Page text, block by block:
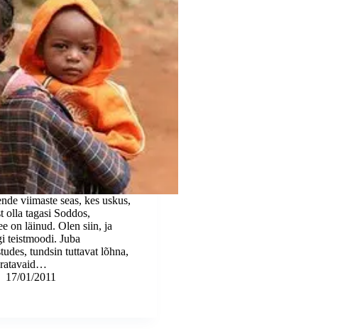
viimaste seas, kes uskus,
olla tagasi Soddos,
on läinud. Olen siin, ja
teistmoodi. Juba
tundsin tuttavat lõhna,
17/01/2011